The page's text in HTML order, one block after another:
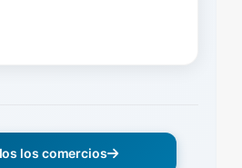
los comercios